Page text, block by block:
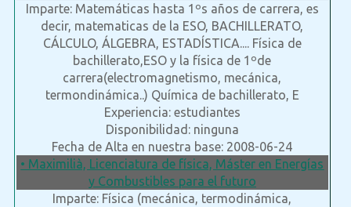
Imparte: Matemáticas hasta 1ºs años de carrera, es
decir, matematicas de la ESO, BACHILLERATO,
CÁLCULO, ÁLGEBRA, ESTADÍSTICA.... Física de
bachillerato,ESO y la física de 1ºde
carrera(electromagnetismo, mecánica,
termondinámica..) Química de bachillerato, E
Experiencia: estudiantes
Disponibilidad: ninguna
Fecha de Alta en nuestra base: 2008-06-24
• Maximilià, Licenciatura de física, Máster en Energías
y Combustibles para el futuro
Imparte: Física (mecánica, termodinámica,